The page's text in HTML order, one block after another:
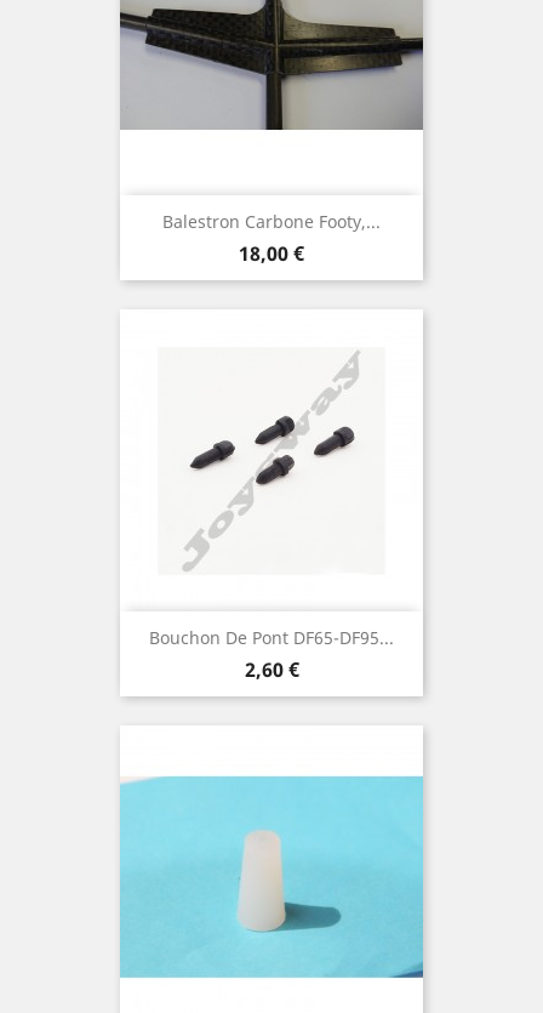
Balestron Carbone Footy,...
Prix
18,00 €
Bouchon De Pont DF65-DF95...
Prix
2,60 €